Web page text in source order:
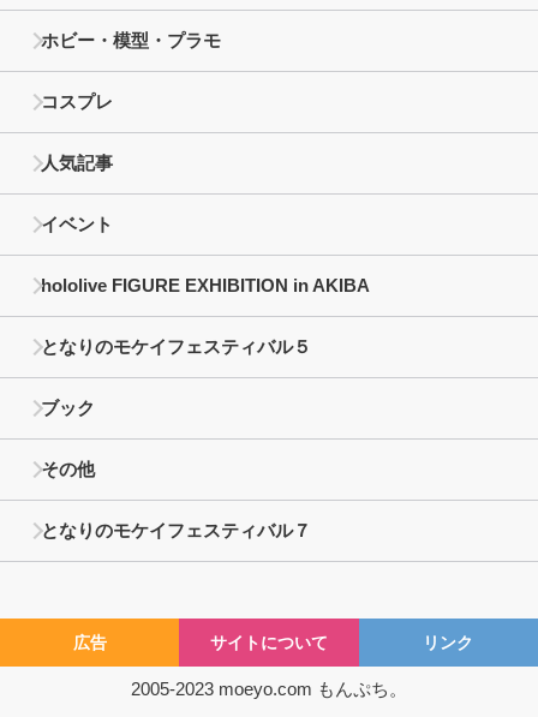
ホビー・模型・プラモ
コスプレ
人気記事
イベント
hololive FIGURE EXHIBITION in AKIBA
となりのモケイフェスティバル５
ブック
その他
となりのモケイフェスティバル７
広告 サイトについて リンク
2005-2023 moeyo.com もんぷち。